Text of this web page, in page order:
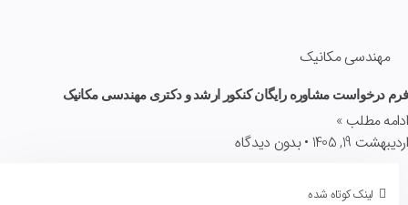
مهندسی مکانیک
فرم درخواست مشاوره رایگان کنکور ارشد و دکتری مهندسی مکانیک
ادامه مطلب »
اردیبهشت 19, 1405
بدون دیدگاه
لینک کوتاه شده